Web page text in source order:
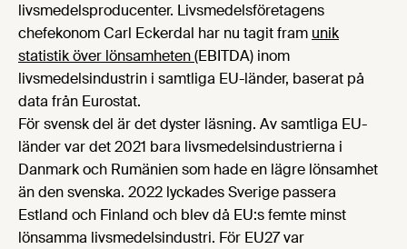
livsmedelsproducenter. Livsmedelsföretagens
chefekonom Carl Eckerdal har nu tagit fram unik
statistik över lönsamheten(EBITDA) inom
livsmedelsindustrin i samtliga EU-länder, baserat på
data från Eurostat.
För svensk del är det dyster läsning. Av samtliga EU-
länder var det 2021 bara livsmedelsindustrierna i
Danmark och Rumänien som hade en lägre lönsamhet
än den svenska. 2022 lyckades Sverige passera
Estland och Finland och blev då EU:s femte minst
lönsamma livsmedelsindustri. För EU27 var